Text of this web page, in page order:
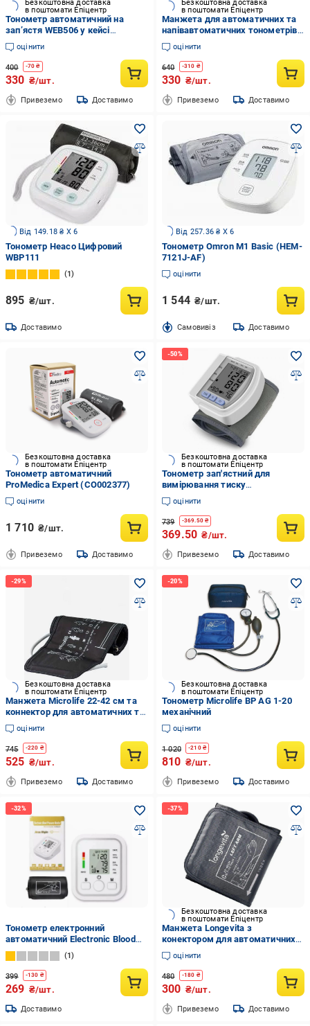
Безкоштовна доставка
в поштомати Епіцентр
Тонометр автоматичний на
зап’ястя WEB506 у кейсі
(31765052)
оцінити
400 -70 ₴
330 ₴/шт.
Привеземо Доставимо
Безкоштовна доставка
в поштомати Епіцентр
Манжета для автоматичних та
напівавтоматичних тонометрів
Vega 22-42 см з однією трубкою
Сірий (18574)
оцінити
640 -310 ₴
330 ₴/шт.
Привеземо Доставимо
Від 149.18 ₴ X 6
Тонометр Heaco Цифровий
WBP111
1
895 ₴/шт.
Доставимо
Від 257.36 ₴ X 6
Тонометр Omron M1 Basic (HEM-
7121J-AF)
оцінити
1 544 ₴/шт.
Cамовивіз Доставимо
Безкоштовна доставка
в поштомати Епіцентр
Тонометр автоматичний
ProMedica Expert (CO002377)
оцінити
1 710 ₴/шт.
Привеземо Доставимо
Безкоштовна доставка
в поштомати Епіцентр
Тонометр зап'ястний для
вимірювання тиску
(2479517003)
оцінити
739 -369.50₴
369.50 ₴/шт.
Привеземо Доставимо
Безкоштовна доставка
в поштомати Епіцентр
Манжета Microlife 22-42 см та
коннектор для автоматичних та
напівавтоматичних тонометрів
з однією трубкою Сірий (18567)
оцінити
745 -220 ₴
525 ₴/шт.
Привеземо Доставимо
Безкоштовна доставка
в поштомати Епіцентр
Тонометр Microlife BP AG 1-20
механічний
оцінити
1 020 -210₴
810 ₴/шт.
Привеземо Доставимо
Тонометр електронний
автоматичний Electronic Blood
Pressure на батарейках Білий
1
399 -130 ₴
269 ₴/шт.
Доставимо
Безкоштовна доставка
в поштомати Епіцентр
Манжета Longevita з
конектором для автоматичних
та напівавтоматичних
тонометрів з однією трубкою
22-40 см
оцінити
480 -180 ₴
300 ₴/шт.
Привеземо Доставимо